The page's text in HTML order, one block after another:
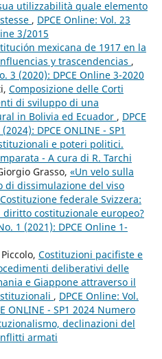
utilizzabilità quale elemento
, DPCE Online: Vol. 23
3/2015
mexicana de 1917 en la
y trascendencias ,
3 (2020): DPCE Online 3-2020
Composizione delle Corti
di sviluppo di una
in Bolivia ed Ecuador , DPCE
DPCE ONLINE - SP1
e poteri politici.
- A cura di R. Tarchi
Grasso, «Un velo sulla
di dissimulazione del viso
federale Svizzera:
costituzionale europeo?
1 (2021): DPCE Online 1-
Costituzioni pacifiste e
deliberativi delle
e Giappone attraverso il
, DPCE Online: Vol.
ONLINE - SP1 2024 Numero
declinazioni del
armati